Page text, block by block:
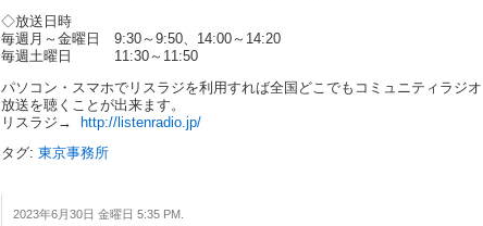
◇放送日時
毎週月～金曜日 9:30～9:50、14:00～14:20
毎週土曜日 11:30～11:50
パソコン・スマホでリスラジを利用すれば全国どこでもコミュニティラジオ
放送を聴くことが出来ます。
リスラジ→
http://listenradio.jp/
タグ: 東京事務所
2023年6月30日 金曜日 5:35 PM.